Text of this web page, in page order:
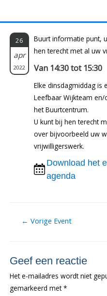
26
apr
2022
Buurt informatie punt,
hen terecht met al uw
Van 14:30 tot 15:30
Elke dinsdagmiddag is
Leefbaar Wijkteam
het Buurtcentrum.
U kunt bij hen terecht
over bijvoorbeeld uw
vrijwilligerswerk.
Download het
agenda
Berichtnavigatie
← Vorige Event
Geef een reactie
Het e-mailadres wordt niet
gemarkeerd met*